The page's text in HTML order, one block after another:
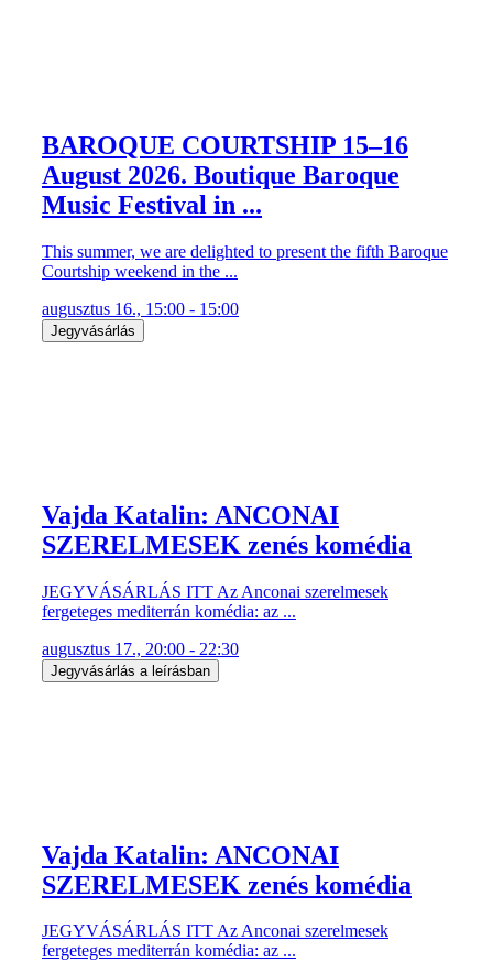
BAROQUE COURTSHIP 15–16
August 2026. Boutique Baroque
Music Festival in ...
This summer, we are delighted to present the fifth Baroque
Courtship weekend in the ...
augusztus 16., 15:00 - 15:00
Jegyvásárlás
Vajda Katalin: ANCONAI
SZERELMESEK zenés komédia
JEGYVÁSÁRLÁS ITT Az Anconai szerelmesek
fergeteges mediterrán komédia: az ...
augusztus 17., 20:00 - 22:30
Jegyvásárlás a leírásban
Vajda Katalin: ANCONAI
SZERELMESEK zenés komédia
JEGYVÁSÁRLÁS ITT Az Anconai szerelmesek
fergeteges mediterrán komédia: az ...